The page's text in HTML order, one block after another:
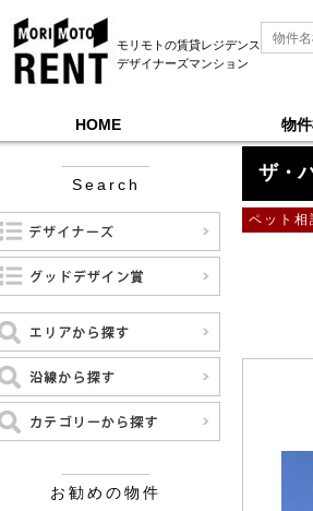
モリモトの賃貸レジデンス
デザイナーズマンション
HOME 物
モリモトレントTOP ＞
ザ・
ペット相
Search
お勧めの物件